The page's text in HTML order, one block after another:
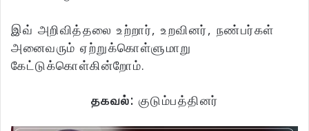
இவ் அறிவித்தலை உற்றார், உறவினர், நண்பர்கள்
அனைவரும் ஏற்றுக்கொள்ளுமாறு
கேட்டுக்கொள்கின்றோம்.
தகவல்: குடும்பத்தினர்